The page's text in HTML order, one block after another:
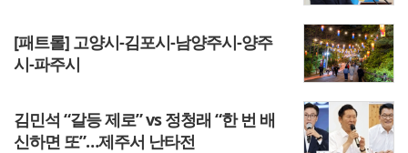
[패트롤] 고양시-김포시-남양주시-양주
시-파주시
김민석 “갈등 제로” vs 정청래 “한 번 배
신하면 또”…제주서 난타전